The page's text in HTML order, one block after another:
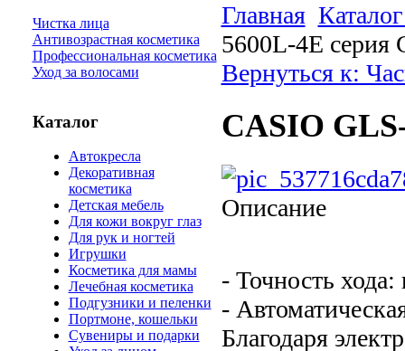
Чистка лица
Антивозрастная косметика
Профессиональная косметика
Уход за волосами
Каталог
Автокресла
Декоративная
косметика
Детская мебель
Для кожи вокруг глаз
Для рук и ногтей
Игрушки
Косметика для мамы
Лечебная косметика
Подгузники и пеленки
Портмоне, кошельки
Сувениры и подарки
Главная
5600L-4E серия
Вернуться к:
CASIO
Описание
- Точность
-
Благодаря